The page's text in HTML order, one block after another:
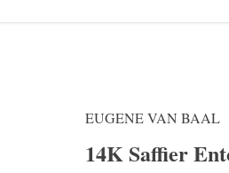
EUGENE VAN BAAL
14K Saffier